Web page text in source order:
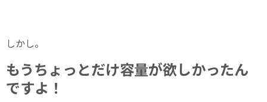
しかし。
もうちょっとだけ容量が欲しかったん
ですよ！